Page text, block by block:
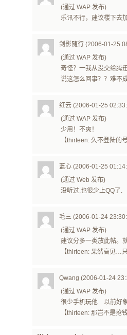
(通过 WAP 发布)
乐讯不行，建议楼下去
剑影随行 (2006-01-25
(通过 WAP 发布)
奇怪？一我从没交给腾
说这怎么回事？？难不
红云 (2006-01-25
(通过 WAP 发布)
少用！不爽！
【thirteen: 久不登陆的
蓝心 (2006-01-25
(通过 Web 发布)
没听过.也很少上QQ了.
毛三 (2006-01-24
(通过 WAP 发布)
建议分多一类放此帖。
【thirteen: 果然高见…
Qwang (2006-01-24
(通过 WAP 发布)
很少手机玩他 以前好
【thirteen: 那岂不是抢